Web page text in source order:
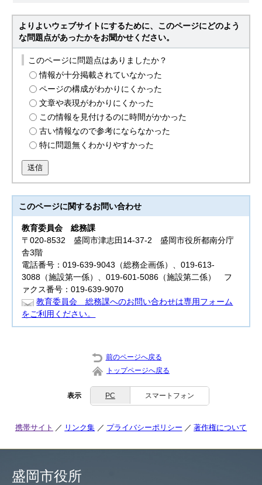
よりよいウェブサイトにするために、このページにどのよう
な問題点があったかをお聞かせください。
このページに問題点はありましたか？
情報が十分掲載されていなかった
ページの構成がわかりにくかった
文章や表現がわかりにくかった
この情報を見付けるのに時間がかかった
古い情報なので参考にならなかった
特に問題無くわかりやすかった
送信
このページに関するお問い合わせ
教育委員会総務課
〒020-8532 盛岡市津志田14-37-2 盛岡市役所都南分庁
舎3階
電話番号：019-639-9043（総務企画係）、019-613-
3088（施設第一係）、019-601-5086（施設第二係） フ
ァクス番号：019-639-9070
教育委員会 総務課へのお問い合わせは専用フォーム
をご利用ください。
前のページへ戻る
トップページへ戻る
表示 PC スマートフォン
携帯サイト リンク集 プライバシーポリシー 著作権について
盛岡市役所